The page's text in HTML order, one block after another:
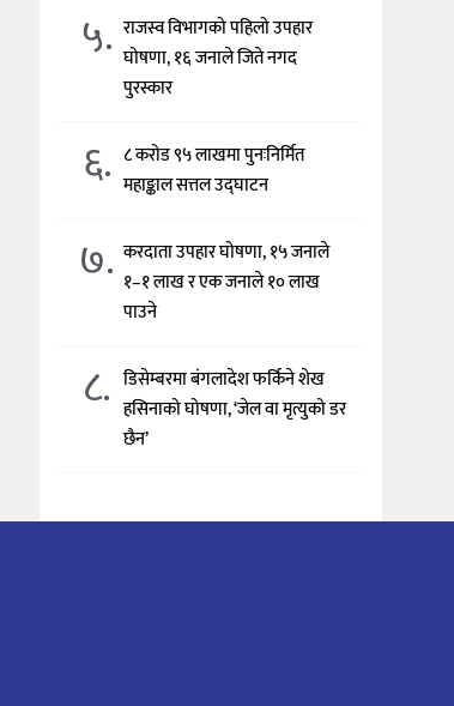
५. राजस्व विभागको पहिलो उपहार
घोषणा, १६ जनाले जिते नगद
पुरस्कार
६. ८ करोड ९५ लाखमा पुनःनिर्मित
महाङ्काल सत्तल उद्घाटन
७. करदाता उपहार घोषणा, १५ जनाले
१–१ लाख र एक जनाले १० लाख
पाउने
८. डिसेम्बरमा बंगलादेश फर्किने शेख
हसिनाको घोषणा, ‘जेल वा मृत्युको डर
छैन’